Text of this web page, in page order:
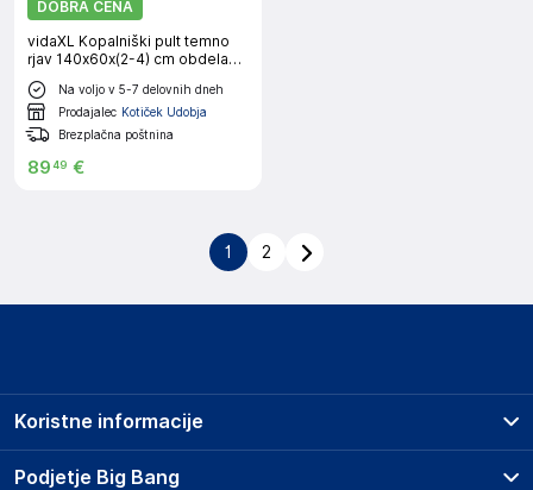
DOBRA CENA
vidaXL Kopalniški pult temno
rjav 140x60x(2-4) cm obdelan
trden les
Na voljo v 5-7 delovnih dneh
Prodajalec Kotiček Udobja
Brezplačna poštnina
8949 €
1 2
Podjetje Big Bang
Koristne informacije
Prodajna mesta